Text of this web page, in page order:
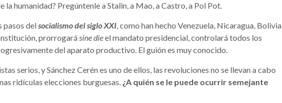
la humanidad? Pregúntenle a Stalin, a Mao, a Castro, a Pol Pot.
pasos delsocialismo del siglo XXI, como han hecho Venezuela, Nicaragua, Bolivia
prorrogarásinedieel mandato presidencial, controlará todos los
del aparato productivo. El guión es muy conocido.
serios, y Sánchez Cerén es uno de ellos, las revoluciones no se llevan a cabo
ridículas elecciones burguesas. ¿A quién se le puede ocurrir semejante